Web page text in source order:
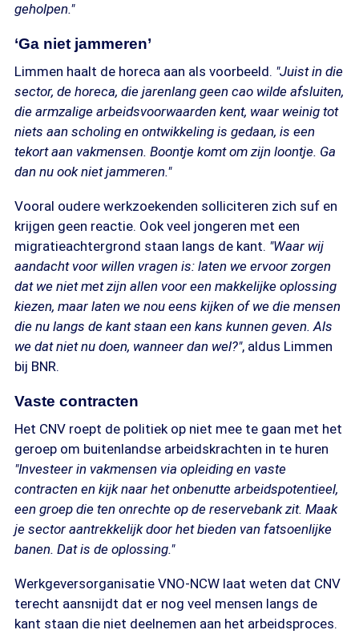
geholpen."
‘Ga niet jammeren’
Limmen haalt de horeca aan als voorbeeld. "Juist in die
sector, de horeca, die jarenlang geen cao wilde afsluiten,
die armzalige arbeidsvoorwaarden kent, waar weinig tot
niets aan scholing en ontwikkeling is gedaan, is een
tekort aan vakmensen. Boontje komt om zijn loontje. Ga
dan nu ook niet jammeren."
Vooral oudere werkzoekenden solliciteren zich suf en
krijgen geen reactie. Ook veel jongeren met een
migratieachtergrond staan langs de kant. "Waar wij
aandacht voor willen vragen is: laten we ervoor zorgen
dat we niet met zijn allen voor een makkelijke oplossing
kiezen, maar laten we nou eens kijken of we die mensen
die nu langs de kant staan een kans kunnen geven. Als
we dat niet nu doen, wanneer dan wel?", aldus Limmen
bij BNR.
Vaste contracten
Het CNV roept de politiek op niet mee te gaan met het
geroep om buitenlandse arbeidskrachten in te huren
"Investeer in vakmensen via opleiding en vaste
contracten en kijk naar het onbenutte arbeidspotentieel,
een groep die ten onrechte op de reservebank zit. Maak
je sector aantrekkelijk door het bieden van fatsoenlijke
banen. Dat is de oplossing."
Werkgeversorganisatie VNO-NCW laat weten dat CNV
terecht aansnijdt dat er nog veel mensen langs de
kant staan die niet deelnemen aan het arbeidsproces.